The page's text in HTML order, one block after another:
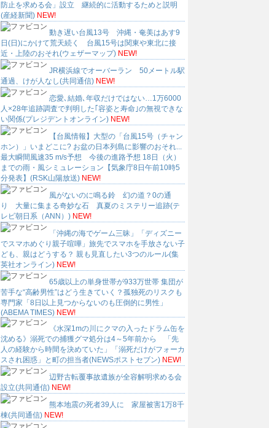
防止を求める会」設立 継続的に活動するためと説明
(産経新聞) NEW!
動き遅い台風13号 沖縄・奄美はあす9
日(日)にかけて荒天続く 台風15号は関東や東北に接
近・上陸のおそれ(ウェザーマップ) NEW!
JR横浜線でオーバーラン 50メートル駅
通過、けが人なし(共同通信) NEW!
恋愛､結婚､年収だけではない…1万6000
人×28年追跡調査で判明した｢容姿と寿命｣の無視できな
い関係(プレジデントオンライン) NEW!
【台風情報】大型の「台風15号（チャン
ホン）」いまどこに? お盆の日本列島に影響のおそれ...
最大瞬間風速35 m/s予想 今後の進路予想 18日（火）
までの雨・風シミュレーション【気象庁8日午前10時5
分発表】(RSK山陽放送) NEW!
風がないのに鳴る鈴 幻の道？0の通
り 大量に集まる奇妙な石 真夏のミステリー追跡(テ
レビ朝日系（ANN）) NEW!
「沖縄の海でゲーム三昧」「ディズニー
でスマホめぐり親子喧嘩」旅先でスマホを手放さない子
ども、親はどうする？ 親も見直したい3つのルール(集
英社オンライン) NEW!
65歳以上の単身世帯が933万世帯 集団が
苦手な“高齢男性”はどう生きていく？孤独死のリスクも
専門家「8日以上見つからないのも圧倒的に男性」
(ABEMA TIMES) NEW!
《水深1mの川にクマの入ったドラム缶を
沈める》溺死での捕獲グマ処分は4～5年前から 「先
人の経験から時間を決めていた」「溺死だけがフォーカ
スされ困惑」と町の担当者(NEWSポストセブン) NEW!
辺野古転覆事故遺族が全容解明求める会
設立(共同通信) NEW!
熊本地震の死者39人に 家屋被害1万8千
棟(共同通信) NEW!